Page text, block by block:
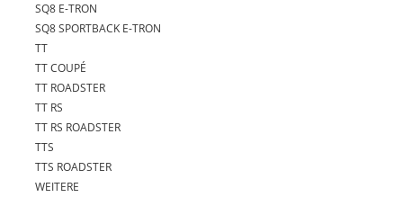
SQ8 E-TRON
SQ8 SPORTBACK E-TRON
TT
TT COUPÉ
TT ROADSTER
TT RS
TT RS ROADSTER
TTS
TTS ROADSTER
WEITERE